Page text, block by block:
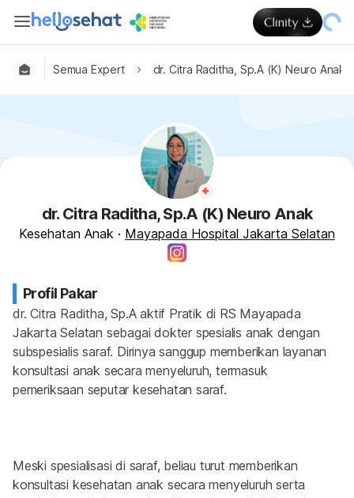
Semua Expert dr. Citra Raditha, Sp.A (K) Neuro Anak
dr. Citra Raditha, Sp.A (K) Neuro Anak
Kesehatan Anak · Mayapada Hospital Jakarta Selatan
Profil Pakar
dr. Citra Raditha, Sp.A aktif Pratik di RS Mayapada
Jakarta Selatan sebagai dokter spesialis anak dengan
subspesialis saraf. Dirinya sanggup memberikan layanan
konsultasi anak secara menyeluruh, termasuk
pemeriksaan seputar kesehatan saraf.
Meski spesialisasi di saraf, beliau turut memberikan
konsultasi kesehatan anak secara menyeluruh serta